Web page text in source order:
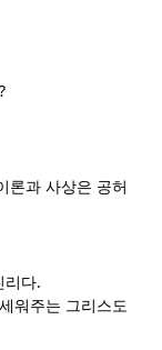
?
론과 사상은 공허
리다.
워주는 그리스도